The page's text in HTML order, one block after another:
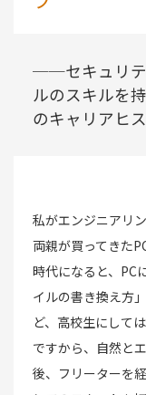
──セキュリテ
ルのスキルを
のキャリアヒ
私がエンジニアリ
両親が買ってきた
時代になると、PC
イルの書き換え方
ど、高校生にして
ですから、自然と
後、フリーターを